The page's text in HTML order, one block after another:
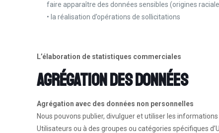
faire apparaître des données sensibles (origines
• la réalisation d’opérations de sollicitations
L’élaboration de statistiques commerciales
Agrégation des données
Agrégation avec des données non personnelles
Nous pouvons publier, divulguer et utiliser les
Utilisateurs ou à des groupes ou catégories spécifiques